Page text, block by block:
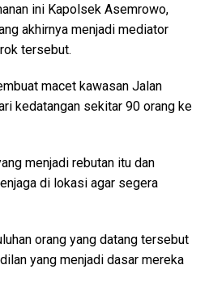
ini Kapolsek Asemrowo,
akhirnya menjadi mediator
tersebut.
macet kawasan Jalan
kedatangan sekitar 90 orang ke
menjadi rebutan itu dan
di lokasi agar segera
orang yang datang tersebut
yang menjadi dasar mereka